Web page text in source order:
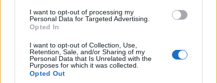
I want to opt-out of processing my
Personal Data for Targeted Advertising.
Opted In
I want to opt-out of Collection, Use,
Retention, Sale, and/or Sharing of my
Personal Data that Is Unrelated with the
Purposes for which it was collected.
Opted Out